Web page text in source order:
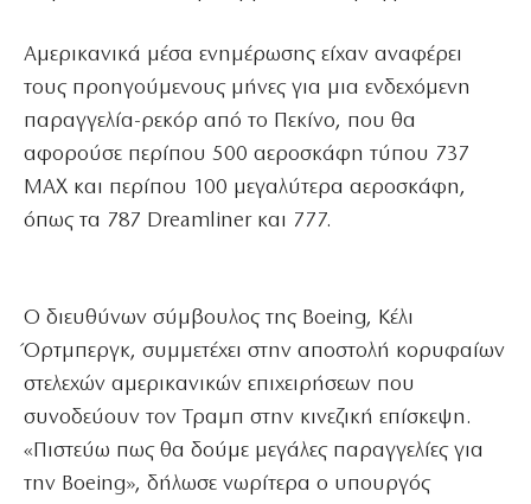
Αμερικανικά μέσα ενημέρωσης είχαν αναφέρει
τους προηγούμενους μήνες για μια ενδεχόμενη
παραγγελία-ρεκόρ από το Πεκίνο, που θα
αφορούσε περίπου 500 αεροσκάφη τύπου 737
MAX και περίπου 100 μεγαλύτερα αεροσκάφη,
όπως τα 787 Dreamliner και 777.
Ο διευθύνων σύμβουλος της Boeing, Κέλι
Όρτμπεργκ, συμμετέχει στην αποστολή κορυφαίων
στελεχών αμερικανικών επιχειρήσεων που
συνοδεύουν τον Τραμπ στην κινεζική επίσκεψη.
«Πιστεύω πως θα δούμε μεγάλες παραγγελίες για
την Boeing», δήλωσε νωρίτερα ο υπουργός